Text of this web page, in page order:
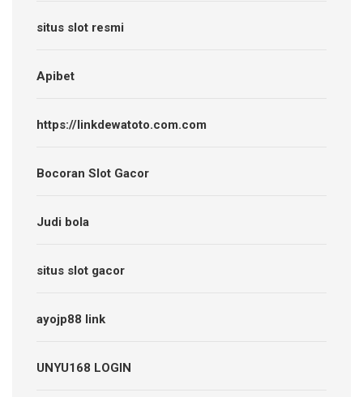
situs slot resmi
Apibet
https://linkdewatoto.com.com
Bocoran Slot Gacor
Judi bola
situs slot gacor
ayojp88 link
UNYU168 LOGIN